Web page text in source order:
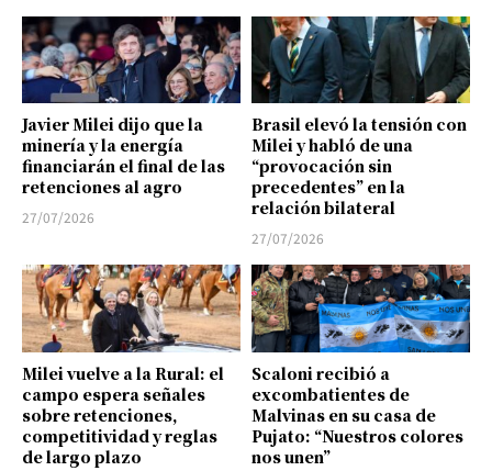
Javier Milei dijo que la
minería y la energía
financiarán el final de las
retenciones al agro
27/07/2026
Brasil elevó la tensión con
Milei y habló de una
“provocación sin
precedentes” en la
relación bilateral
27/07/2026
Milei vuelve a la Rural: el
campo espera señales
sobre retenciones,
competitividad y reglas
de largo plazo
Scaloni recibió a
excombatientes de
Malvinas en su casa de
Pujato: “Nuestros colores
nos unen”